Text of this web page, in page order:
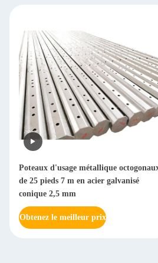
Poteaux d'usage métallique
de 25 pieds 7 m en acier galvanisé
conique 2,5 mm
Obtenez le meilleur prix